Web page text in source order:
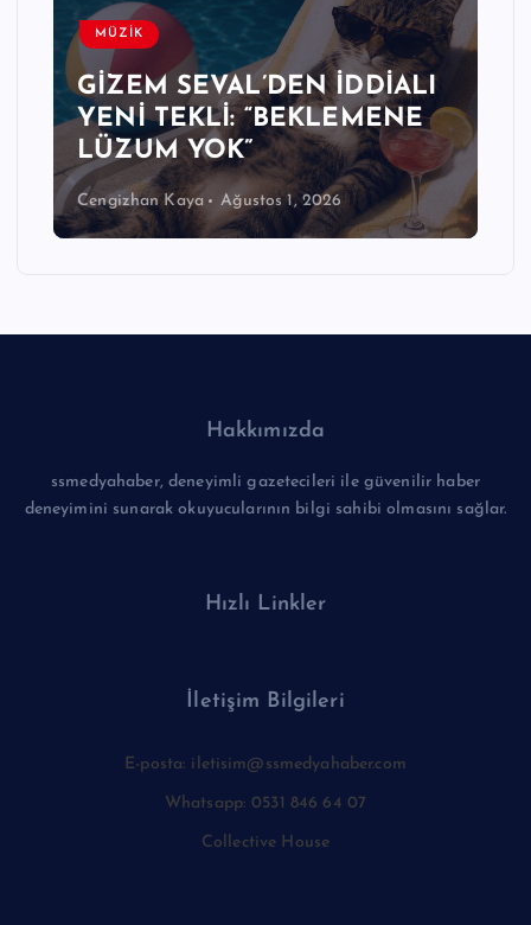
MÜZİK
GİZEM SEVAL’DEN İDDİALI
YENİ TEKLİ: “BEKLEMENE
LÜZUM YOK”
Cengizhan Kaya Ağustos 1, 2026
Hakkımızda
ssmedyahaber, deneyimli gazetecileri ile güvenilir haber
deneyimini sunarak okuyucularının bilgi sahibi olmasını sağlar.
Hızlı Linkler
İletişim Bilgileri
E-posta: iletisim@ssmedyahaber.com
Whatsapp: 0531 846 64 07
Collective House